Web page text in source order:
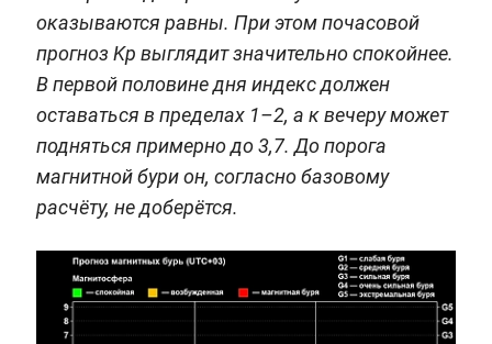
оказываются равны. При этом почасовой
прогноз Kp выглядит значительно спокойнее.
В первой половине дня индекс должен
оставаться в пределах 1–2, а к вечеру может
подняться примерно до 3,7. До порога
магнитной бури он, согласно базовому
расчёту, не доберётся.